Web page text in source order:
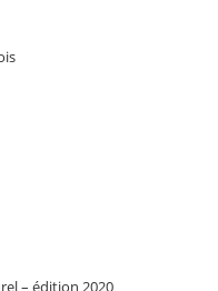
– édition 2020